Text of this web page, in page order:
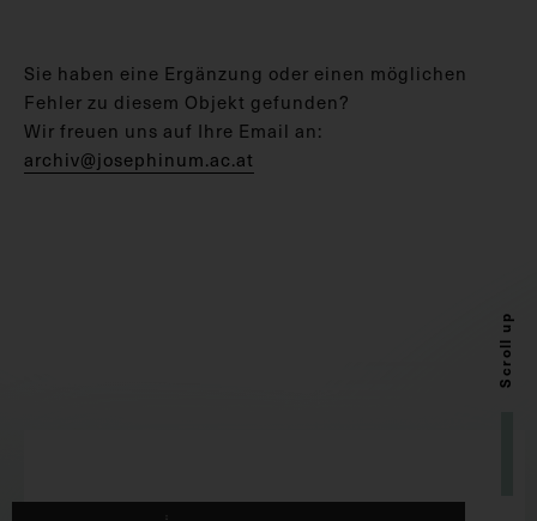
Sie haben eine Ergänzung oder einen möglichen
Fehler zu diesem Objekt gefunden?
Wir freuen uns auf Ihre Email an:
archiv@josephinum.ac.at
Scroll up